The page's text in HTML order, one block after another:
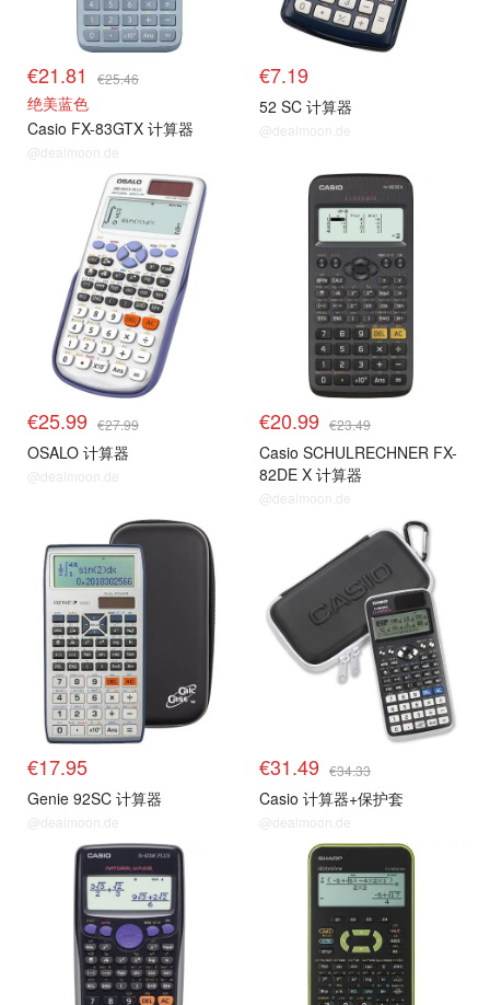
€21.81 €25.46
绝美蓝色
Casio FX-83GTX 计算器
@dealmoon.de
€7.19
52 SC 计算器
@dealmoon.de
€25.99 €27.99
OSALO 计算器
@dealmoon.de
€20.99 €23.49
Casio SCHULRECHNER FX-
82DE X 计算器
@dealmoon.de
€17.95
Genie 92SC 计算器
@dealmoon.de
€31.49 €34.33
Casio 计算器+保护套
@dealmoon.de